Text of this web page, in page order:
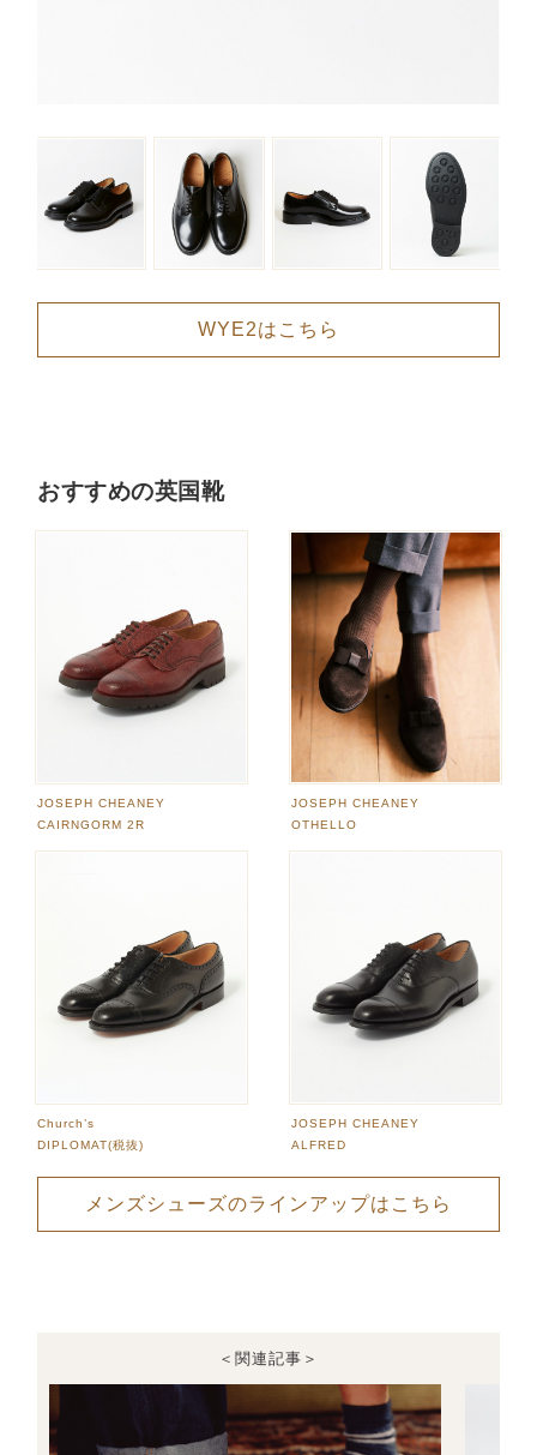
WYE2はこちら
おすすめの英国靴
JOSEPH CHEANEY
CAIRNGORM 2R
JOSEPH CHEANEY
OTHELLO
Church’s
DIPLOMAT(税抜)
JOSEPH CHEANEY
ALFRED
メンズシューズのラインアップはこちら
＜関連記事＞